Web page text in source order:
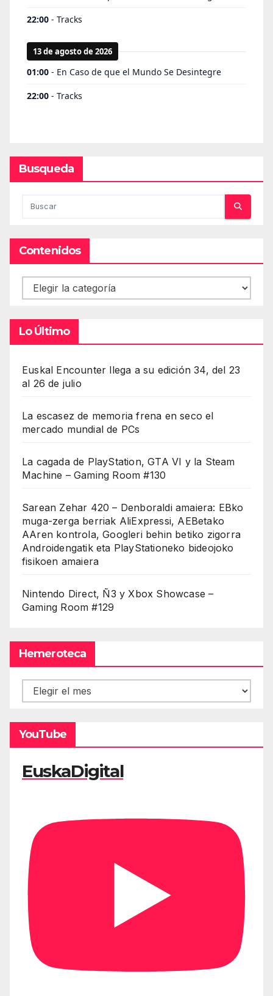
Busqueda
Contenidos
Contenidos
Lo Último
Euskal Encounter llega a su edición 34, del 23
al 26 de julio
La escasez de memoria frena en seco el
mercado mundial de PCs
La cagada de PlayStation, GTA VI y la Steam
Machine – Gaming Room #130
Sarean Zehar 420 – Denboraldi amaiera: EBko
muga-zerga berriak AliExpressi, AEBetako
AAren kontrola, Googleri behin betiko zigorra
Androidengatik eta PlayStationeko bideojoko
fisikoen amaiera
Nintendo Direct, Ñ3 y Xbox Showcase –
Gaming Room #129
Hemeroteca
Hemeroteca
YouTube
EuskaDigital